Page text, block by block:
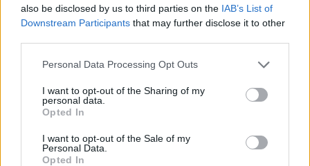
also be disclosed by us to third parties on the IAB’s List of
Downstream Participants that may further disclose it to other
Please note that this website/app uses one or more Google
not limited to your visit or usage behaviour. You may click to
grant or deny consent to Google and its third-party tags to
use your data for below specified purposes in below Google
consent section.
Personal Data Processing Opt Outs
I want to opt-out of the Sharing of my
personal data.
Opted In
I want to opt-out of the Sale of my
Personal Data.
Opted In